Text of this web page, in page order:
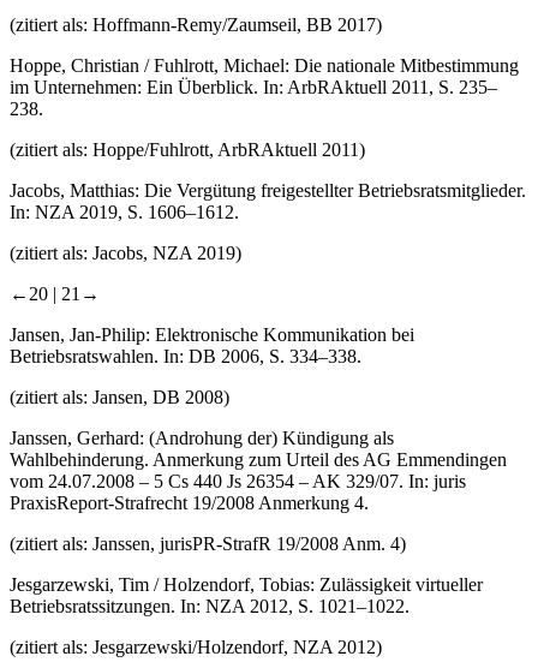
(zitiert als: Hoffmann-Remy/Zaumseil, BB 2017)
Hoppe, Christian / Fuhlrott, Michael: Die nationale Mitbestimmung
im Unternehmen: Ein Überblick. In: ArbRAktuell 2011, S. 235–
238.
(zitiert als: Hoppe/Fuhlrott, ArbRAktuell 2011)
Jacobs, Matthias: Die Vergütung freigestellter Betriebsratsmitglieder.
In: NZA 2019, S. 1606–1612.
(zitiert als: Jacobs, NZA 2019)
←20 | 21→
Jansen, Jan-Philip: Elektronische Kommunikation bei
Betriebsratswahlen. In: DB 2006, S. 334–338.
(zitiert als: Jansen, DB 2008)
Janssen, Gerhard: (Androhung der) Kündigung als
Wahlbehinderung. Anmerkung zum Urteil des AG Emmendingen
vom 24.07.2008 – 5 Cs 440 Js 26354 – AK 329/07. In: juris
PraxisReport-Strafrecht 19/2008 Anmerkung 4.
(zitiert als: Janssen, jurisPR-StrafR 19/2008 Anm. 4)
Jesgarzewski, Tim / Holzendorf, Tobias: Zulässigkeit virtueller
Betriebsratssitzungen. In: NZA 2012, S. 1021–1022.
(zitiert als: Jesgarzewski/Holzendorf, NZA 2012)